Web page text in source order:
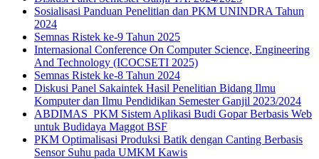
Sosialisasi Panduan Penelitian dan PKM UNINDRA Tahun
2024
Semnas Ristek ke-9 Tahun 2025
Internasional Conference On Computer Science, Engineering
And Technology (ICOCSETI 2025)
Semnas Ristek ke-8 Tahun 2024
Diskusi Panel Sakaintek Hasil Penelitian Bidang Ilmu
Komputer dan Ilmu Pendidikan Semester Ganjil 2023/2024
ABDIMAS_PKM Sistem Aplikasi Budi Gopar Berbasis Web
untuk Budidaya Maggot BSF
PKM Optimalisasi Produksi Batik dengan Canting Berbasis
Sensor Suhu pada UMKM Kawis